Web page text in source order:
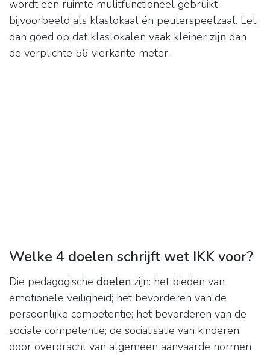
wordt een ruimte mulitfunctioneel gebruikt
bijvoorbeeld als klaslokaal én peuterspeelzaal. Let
dan goed op dat klaslokalen vaak kleiner zijn dan
de verplichte 56 vierkante meter.
Welke 4 doelen schrijft wet IKK voor?
Die pedagogische doelen zijn: het bieden van
emotionele veiligheid; het bevorderen van de
persoonlijke competentie; het bevorderen van de
sociale competentie; de socialisatie van kinderen
door overdracht van algemeen aanvaarde normen